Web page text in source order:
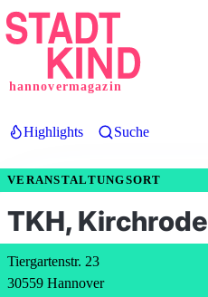
Direkt
zum
hannovermagazin
Highlights Suche
VERANSTALTUNGSORT
TKH, Kirchrode
Tiergartenstr. 23
30559 Hannover